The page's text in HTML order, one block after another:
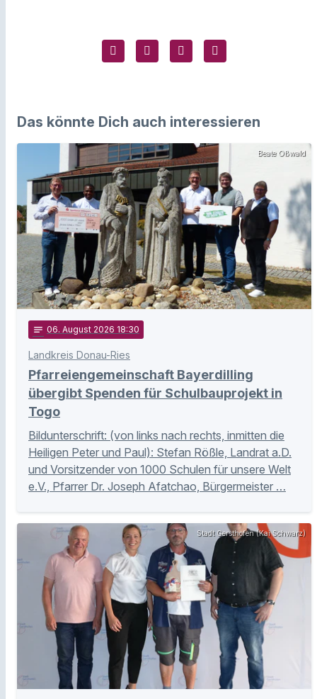
Das könnte Dich auch interessieren
Beate Oßwald
notes 06. August 2026 18:30
Landkreis Donau-Ries
Pfarreiengemeinschaft Bayerdilling
übergibt Spenden für Schulbauprojekt in
Togo
Bildunterschrift: (von links nach rechts, inmitten die
Heiligen Peter und Paul): Stefan Rößle, Landrat a.D.
und Vorsitzender von 1000 Schulen für unsere Welt
e.V., Pfarrer Dr. Joseph Afatchao, Bürgermeister …
Stadt Gersthofen (Kai Schwarz)